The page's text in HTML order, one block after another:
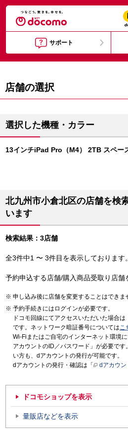
サポート
店舗の選択
選択した機種・カラー
13インチiPad Pro（M4） 2TB スペー
北九州市小倉北区の店舗を検
います
検索結果：3店舗
全3件中1 〜 3件目を表示しております
予約申込する店舗/購入商品受取り店舗
申し込み後に店舗を変更することはできま
予約手続きにはログインが必要です。
ドコモ回線にてアクセスいただいた場合
です。ネットワーク暗証番号についてはこ
Wi-Fiまたはご自宅のインターネット環境
アカウントのID／パスワード」が必要で
い方も、dアカウントの発行が可能です。
dアカウントの発行・確認は「
dアカウン
ドコモショップを表示
量販店などを表示